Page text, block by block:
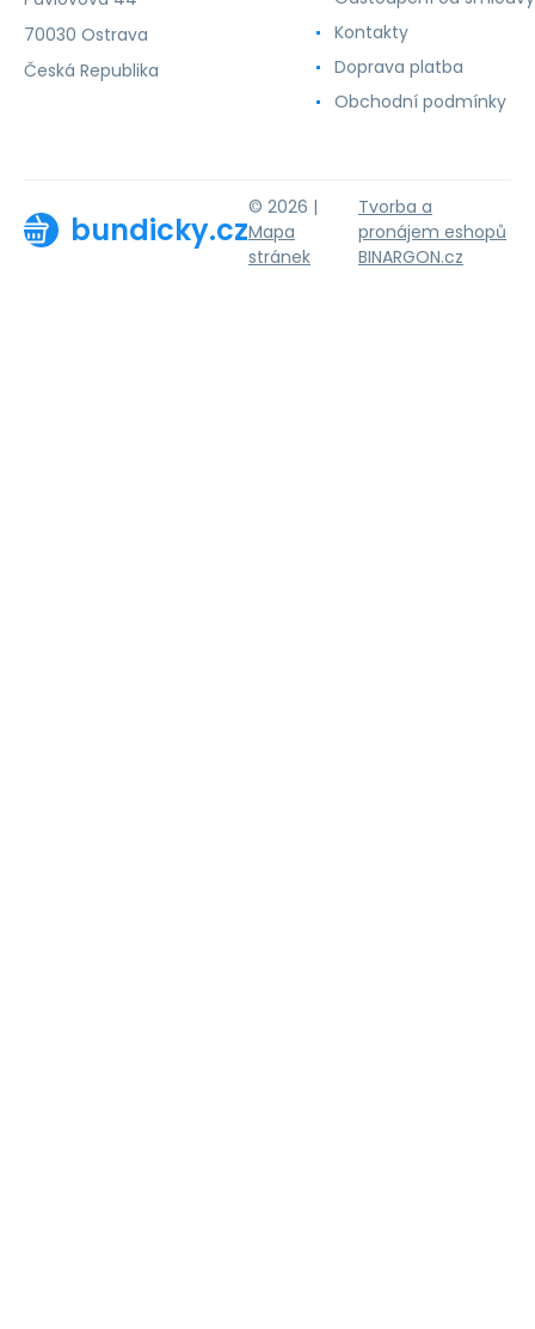
70030 Ostrava
Česká Republika
Kontakty
Doprava platba
Obchodní podmínky
bundicky.cz
© 2026 |
Mapa
stránek
Tvorba a
pronájem eshopů
BINARGON.cz